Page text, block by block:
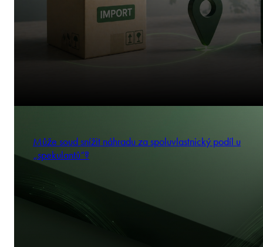
Může soud snížit náhradu za spoluvlastnický podíl u
„spekulantů“?